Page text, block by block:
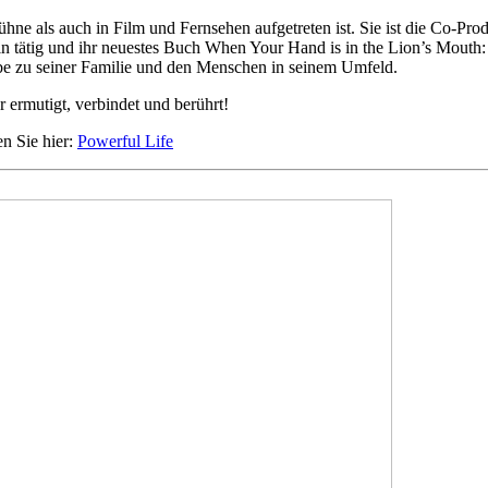
als auch in Film und Fernsehen aufgetreten ist. Sie ist die Co-
und ihr neuestes Buch When Your Hand is in the Lion’s
zu seiner Familie und den Menschen in seinem Umfeld.
ermutigt, verbindet und berührt!
Sie hier: Powerful Life